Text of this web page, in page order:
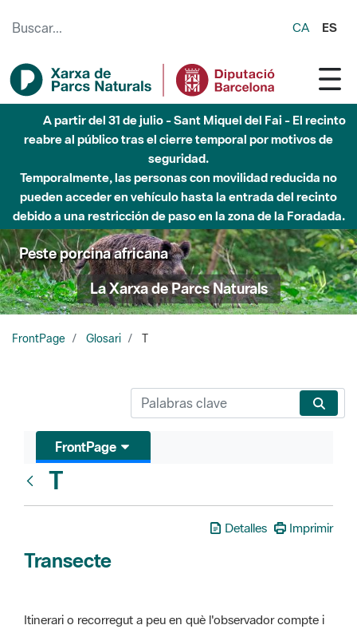
CA ES
A partir del 31 de julio - Sant Miquel del Fai - El recinto
reabre al público tras el cierre temporal por motivos de
seguridad.
Temporalmente, las personas con movilidad reducida no
pueden acceder en vehículo hasta la entrada del recinto
debido a una restricción de paso en la zona de la Foradada.
Peste porcina africana
La Xarxa de Parcs Naturals
FrontPage Glosari T
FrontPage
T
Detalles Imprimir
Transecte
Itinerari o recorregut a peu en què l'observador compte i